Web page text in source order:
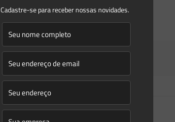
Cadastre-se para receber nossas novidades.